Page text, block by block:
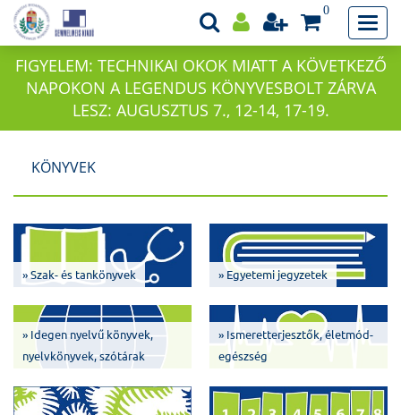
0
FIGYELEM: TECHNIKAI OKOK MIATT A KÖVETKEZŐ
NAPOKON A LEGENDUS KÖNYVESBOLT ZÁRVA
LESZ: AUGUSZTUS 7., 12-14, 17-19.
KÖNYVEK
» Szak- és tankönyvek » Egyetemi jegyzetek
» Idegen nyelvű könyvek,
nyelvkönyvek, szótárak
» Ismeretterjesztők, életmód-
egészség